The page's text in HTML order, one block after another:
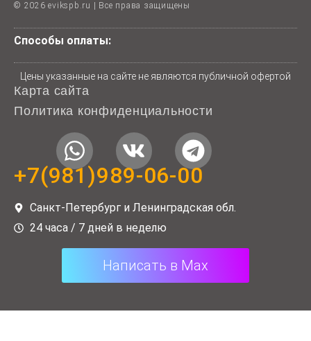
© 2026 evikspb.ru | Все права защищены
Способы оплаты:
Цены указанные на сайте не являются публичной офертой
Карта сайта
Политика конфиденциальности
W
h
a
t
s
a
p
p
V
k
T
e
l
e
r
a
m
+7(981)989-06-00
Санкт-Петербург и Ленинградская обл.
24 часа / 7 дней в неделю
Написать в Max